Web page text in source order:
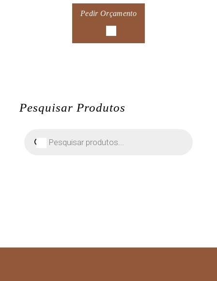
Pedir Orçamento
Pesquisar Produtos
produtos